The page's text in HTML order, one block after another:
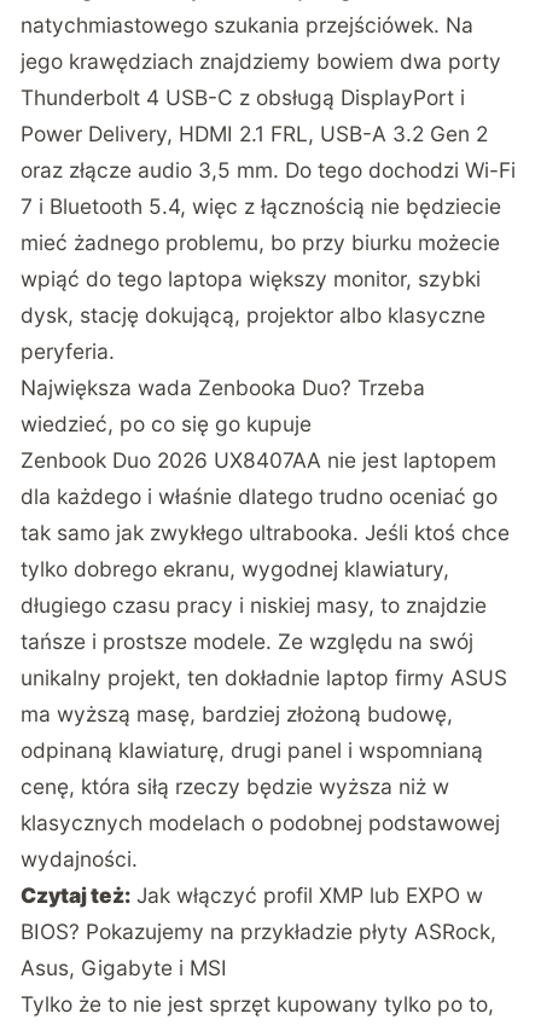
natychmiastowego szukania przejściówek. Na
jego krawędziach znajdziemy bowiem dwa porty
Thunderbolt 4 USB-C z obsługą DisplayPort i
Power Delivery, HDMI 2.1 FRL, USB-A 3.2 Gen 2
oraz złącze audio 3,5 mm. Do tego dochodzi Wi-Fi
7 i Bluetooth 5.4, więc z łącznością nie będziecie
mieć żadnego problemu, bo przy biurku możecie
wpiąć do tego laptopa większy monitor, szybki
dysk, stację dokującą, projektor albo klasyczne
peryferia.
Największa wada Zenbooka Duo? Trzeba
wiedzieć, po co się go kupuje
Zenbook Duo 2026 UX8407AA nie jest laptopem
dla każdego i właśnie dlatego trudno oceniać go
tak samo jak zwykłego ultrabooka. Jeśli ktoś chce
tylko dobrego ekranu, wygodnej klawiatury,
długiego czasu pracy i niskiej masy, to znajdzie
tańsze i prostsze modele. Ze względu na swój
unikalny projekt, ten dokładnie laptop firmy ASUS
ma wyższą masę, bardziej złożoną budowę,
odpinaną klawiaturę, drugi panel i wspomnianą
cenę, która siłą rzeczy będzie wyższa niż w
klasycznych modelach o podobnej podstawowej
wydajności.
Czytaj też: Jak włączyć profil XMP lub EXPO w
BIOS? Pokazujemy na przykładzie płyty ASRock,
Asus, Gigabyte i MSI
Tylko że to nie jest sprzęt kupowany tylko po to,